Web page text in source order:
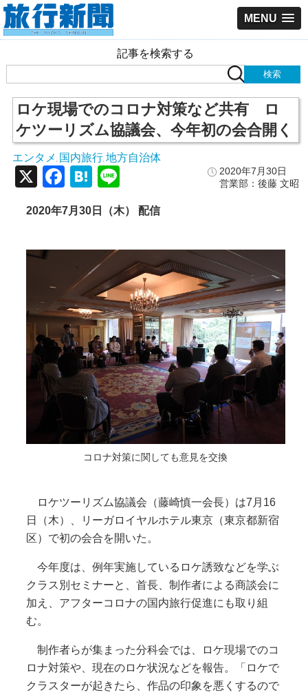
MENU
記事を検索する
ロケ現場でのコロナ対策など共有 ロ
ケツーリズム協議会、今年初の会合開く
エンタメ 国内旅行 地方自治体
2020年7月30日
営業部：後藤 文昭
X Facebook
Hatena
2020年7月30日（木） 配信
コロナ対策に関しても意見を交換
ロケツーリズム協議会（藤崎慎一会長）は7月16
日（木）、リーガロイヤルホテル東京（東京都新宿
区）で初の会合を開いた。
今年度は、例年実施しているロケ誘致などを学ぶ
クラス別セミナーと、首長、制作者による商談会に
加え、アフターコロナの国内旅行促進にも取り組
む。
制作者らが集まった分科会では、ロケ現場でのコ
ロナ対策や、現在のロケ状況などを報告。「ロケで
クラスターが起きたら、作品の印象を悪くするので